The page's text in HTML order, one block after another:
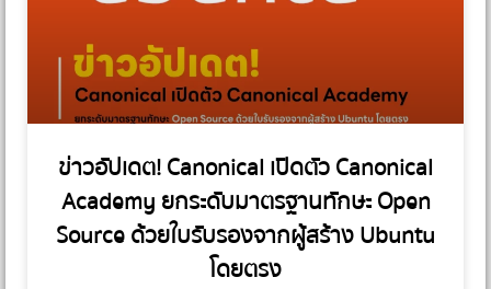
ข่าวอัปเดต! Canonical เปิดตัว Canonical
Academy ยกระดับมาตรฐานทักษะ Open
Source ด้วยใบรับรองจากผู้สร้าง Ubuntu
โดยตรง